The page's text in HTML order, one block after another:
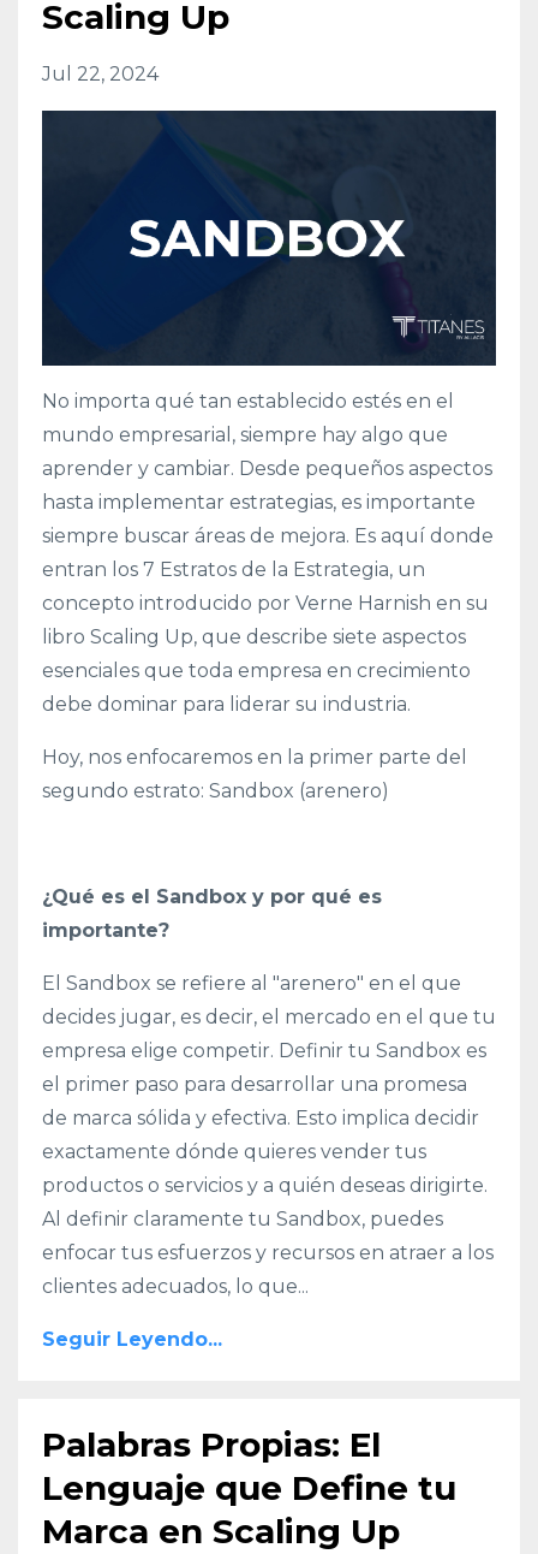
Scaling Up
Jul 22, 2024
No importa qué tan establecido estés en el
mundo empresarial, siempre hay algo que
aprender y cambiar. Desde pequeños aspectos
hasta implementar estrategias, es importante
siempre buscar áreas de mejora. Es aquí donde
entran los 7 Estratos de la Estrategia, un
concepto introducido por Verne Harnish en su
libro Scaling Up, que describe siete aspectos
esenciales que toda empresa en crecimiento
debe dominar para liderar su industria.
Hoy, nos enfocaremos en la primer parte del
segundo estrato: Sandbox (arenero)
¿Qué es el Sandbox y por qué es
importante?
El Sandbox se refiere al "arenero" en el que
decides jugar, es decir, el mercado en el que tu
empresa elige competir. Definir tu Sandbox es
el primer paso para desarrollar una promesa
de marca sólida y efectiva. Esto implica decidir
exactamente dónde quieres vender tus
productos o servicios y a quién deseas dirigirte.
Al definir claramente tu Sandbox, puedes
enfocar tus esfuerzos y recursos en atraer a los
clientes adecuados, lo que...
Seguir Leyendo...
Palabras Propias: El
Lenguaje que Define tu
Marca en Scaling Up